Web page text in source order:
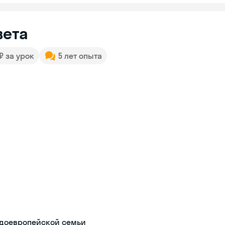
за урок 5 лет опыта
семьи